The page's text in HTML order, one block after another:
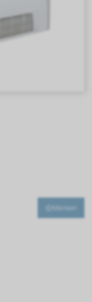
Merken